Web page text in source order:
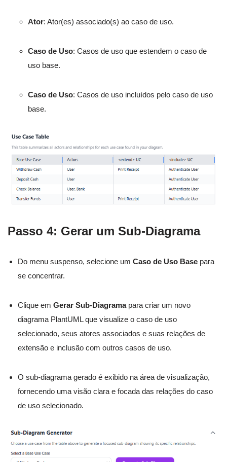
Ator: Ator(es) associado(s) ao caso de uso.
Caso de Uso: Casos de uso que estendem o caso de
uso base.
Caso de Uso: Casos de uso incluídos pelo caso de uso
base.
Passo 4: Gerar um Sub-Diagrama
Do menu suspenso, selecione um Caso de Uso Base para
se concentrar.
Clique em Gerar Sub-Diagramapara criar um novo
diagrama PlantUML que visualize o caso de uso
selecionado, seus atores associados e suas relações de
extensão e inclusão com outros casos de uso.
O sub-diagrama gerado é exibido na área de visualização,
fornecendo uma visão clara e focada das relações do caso
de uso selecionado.